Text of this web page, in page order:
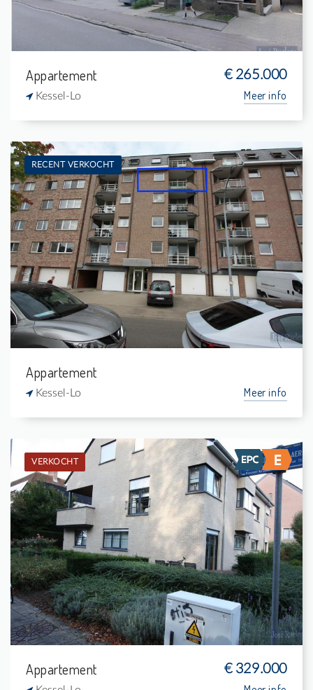
Appartement € 265.000
Kessel-Lo Meer info
RECENT VERKOCHT
Verkocht: Appartement
2
-
75 m²
Appartement
Kessel-Lo Meer info
VERKOCHT
Verkocht: Appartement
2
5 m²
1
82 m²
Appartement € 329.000